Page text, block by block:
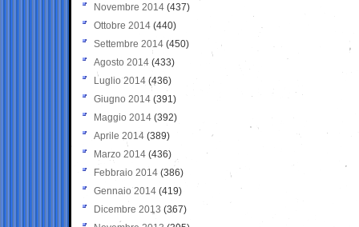
Novembre 2014 (437)
Ottobre 2014 (440)
Settembre 2014 (450)
Agosto 2014 (433)
Luglio 2014 (436)
Giugno 2014 (391)
Maggio 2014 (392)
Aprile 2014 (389)
Marzo 2014 (436)
Febbraio 2014 (386)
Gennaio 2014 (419)
Dicembre 2013 (367)